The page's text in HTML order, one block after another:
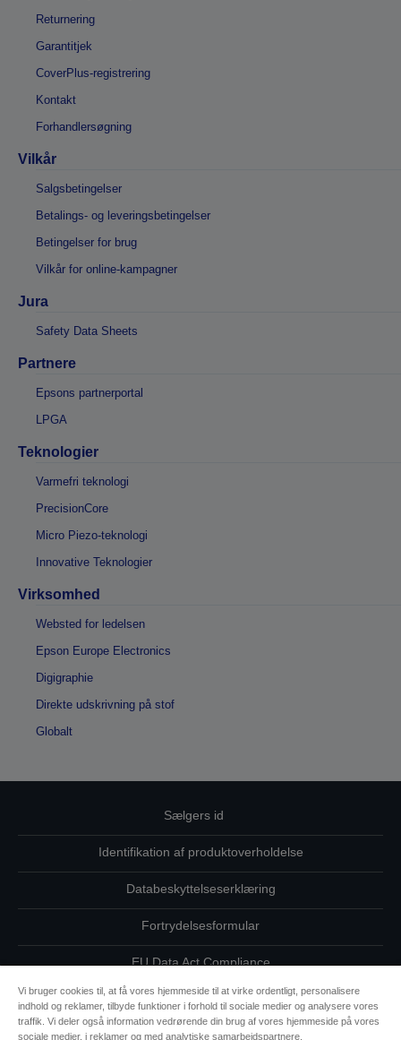
Returnering
Garantitjek
CoverPlus-registrering
Kontakt
Forhandlersøgning
Vilkår
Salgsbetingelser
Betalings- og leveringsbetingelser
Betingelser for brug
Vilkår for online-kampagner
Jura
Safety Data Sheets
Partnere
Epsons partnerportal
LPGA
Teknologier
Varmefri teknologi
PrecisionCore
Micro Piezo-teknologi
Innovative Teknologier
Virksomhed
Websted for ledelsen
Epson Europe Electronics
Digigraphie
Direkte udskrivning på stof
Globalt
Sælgers id
Identifikation af produktoverholdelse
Databeskyttelseserklæring
Fortrydelsesformular
EU Data Act Compliance
Kontakt os vedrørende dine data
Oplysninger om cookies
Vi bruger cookies til, at få vores hjemmeside til at virke ordentligt, personalisere
indhold og reklamer, tilbyde funktioner i forhold til sociale medier og analysere vores
traffik. Vi deler også information vedrørende din brug af vores hjemmeside på vores
sociale medier, i reklamer og med analytiske samarbejdspartnere.